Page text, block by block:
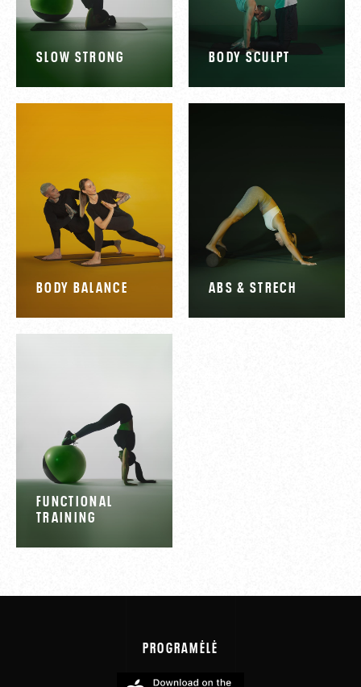
SPORTO KLUBAI
PAUPYS
SEB ARENA
SLOW STRONG BODY SCULPT
BODY BALANCE ABS & STRECH
FUNCTIONAL
TRAINING
NARYSTĖS PIRKIMAS
PROGRAMĖLĖ